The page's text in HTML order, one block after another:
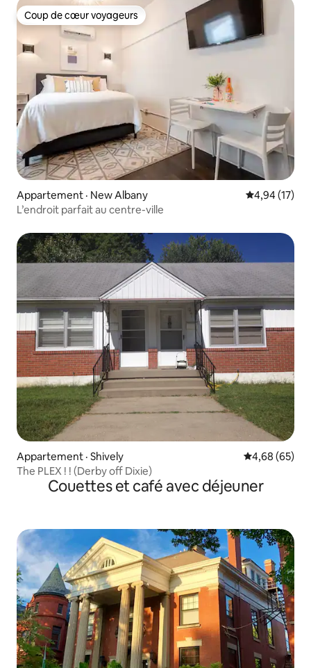
Coup de cœur voyageurs
Coup de cœur voyageurs
Appartement · New Albany Note
4,94 (17)
L’endroit parfait au centre-ville
Appartement · Shively Note
4,68 (65)
The PLEX ! ! (Derby off Dixie)
Couettes et café avec déjeuner